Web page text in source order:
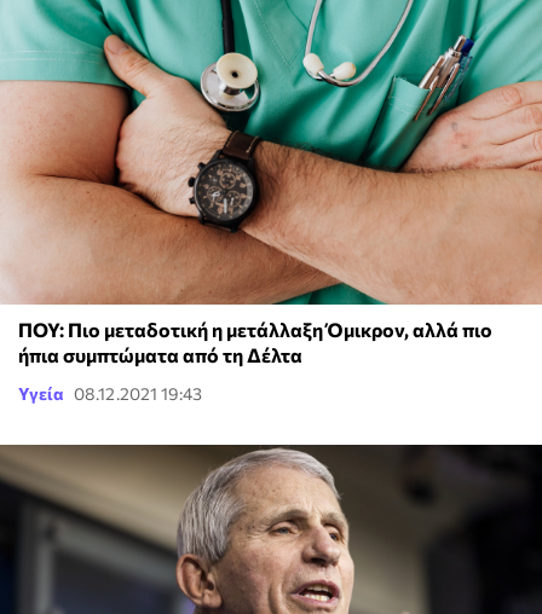
ΠΟΥ: Πιο μεταδοτική η μετάλλαξη Όμικρον, αλλά πιο
ήπια συμπτώματα από τη Δέλτα
Υγεία 08.12.2021 19:43